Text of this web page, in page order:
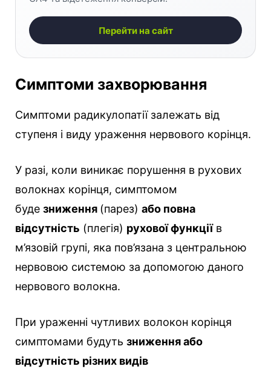
Перейти на сайт
Симптоми захворювання
Симптоми радикулопатії залежать від
ступеня і виду ураження нервового корінця.
У разі, коли виникає порушення в рухових
волокнах корінця, симптомом
буде зниження (парез) або повна
відсутність (плегія) рухової функціїв
м’язовій групі, яка пов’язана з центральною
нервовою системою за допомогою даного
нервового волокна.
При ураженні чутливих волокон корінця
симптомами будуть зниження або
відсутність різних видів